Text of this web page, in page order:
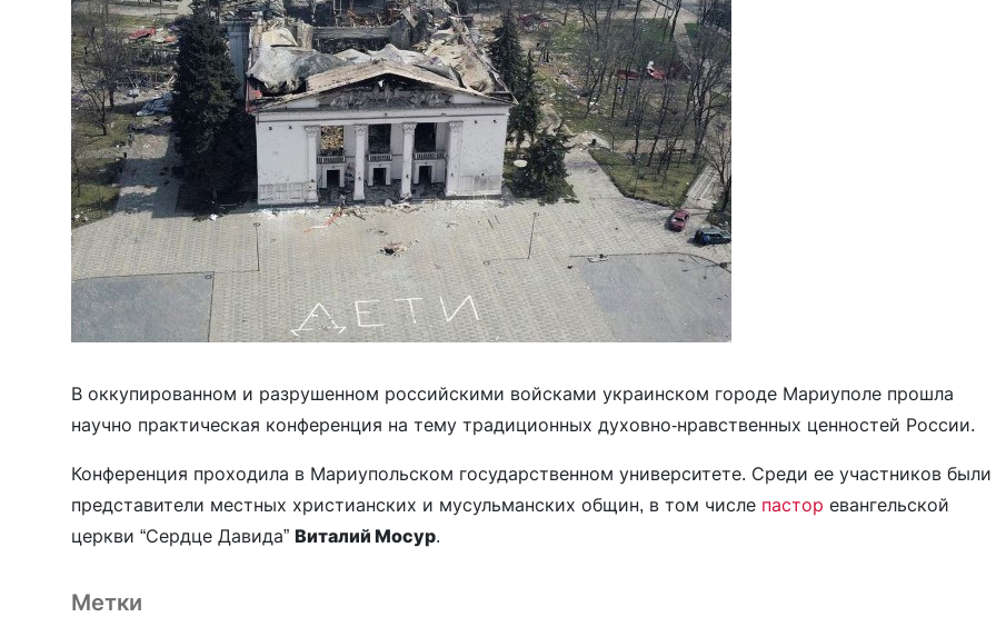
В оккупированном и разрушенном российскими войсками украинском городе Мариуполе прошла
научно практическая конференция на тему традиционных духовно-нравственных ценностей России.
Конференция проходила в Мариупольском государственном университете. Среди ее участников были
представители местных христианских и мусульманских общин, в том числе пастор евангельской
церкви “Сердце Давида” Виталий Мосур.
Метки